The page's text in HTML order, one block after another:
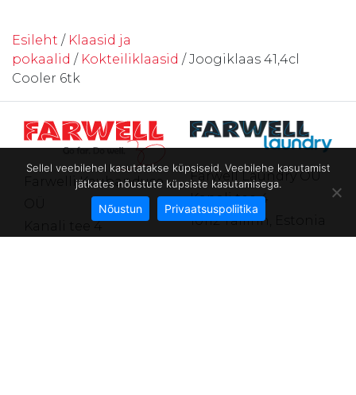
Esileht / Klaasid ja
pokaalid / Kokteiliklaasid / Joogiklaas 41,4cl
Cooler 6tk
Farwelli Kaubanduse
Kanali tee 4
Farwell Laundry OÜ
Kanali tee 4
10112 Tallinn, Estonia
Sellel veebilehel kasutatakse küpsiseid. Veebilehe kasutamist
jätkates nõustute küpsiste kasutamisega.
Nõustun Privaatsuspoliitika